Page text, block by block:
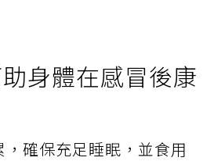
身體在感冒後康
確保充足睡眠，並食用